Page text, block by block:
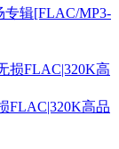
专辑[FLAC/MP3-
FLAC|320K高品